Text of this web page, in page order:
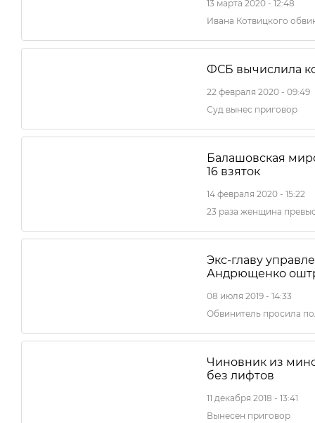
13 марта 2020 - 12:48
Ивана Котвицкого
ФСБ вычислила
22 февраля 2020 - 09:49
Суд вынес приговор
Балашовская
16 взяток
14 февраля 2020 - 15:22
23 раза женщина
Экс-главу
Андрющенко
08 июля 2019 - 14:33
Обвинитель просила
Чиновник из
без лифтов
11 декабря 2018 - 13:41
Вынесен приговор